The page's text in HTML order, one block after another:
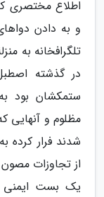
اطلاع مختصری
و به دادن
تلگرافخانه به
در گذشته
ستمکشان بود
مظلوم و آنهایی
شدند فرار کرده
از تجاوزات
یک بست ایمنی